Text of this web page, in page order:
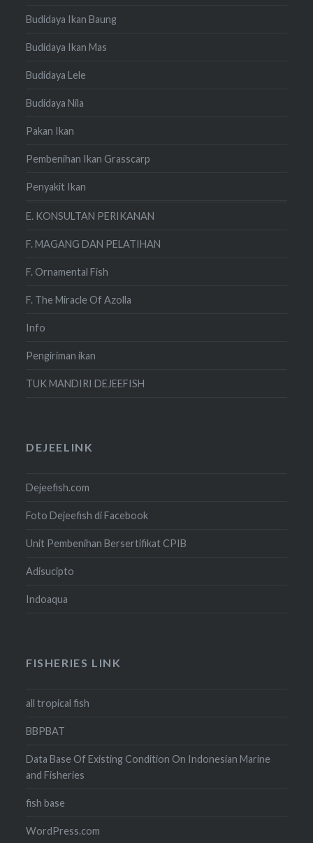
Budidaya Ikan Baung
Budidaya Ikan Mas
Budidaya Lele
Budidaya Nila
Pakan Ikan
Pembenihan Ikan Grasscarp
Penyakit Ikan
E. KONSULTAN PERIKANAN
F. MAGANG DAN PELATIHAN
F. Ornamental Fish
F. The Miracle Of Azolla
Info
Pengiriman ikan
TUK MANDIRI DEJEEFISH
DEJEELINK
Dejeefish.com
Foto Dejeefish di Facebook
Unit Pembenihan Bersertifikat CPIB
Adisucipto
Indoaqua
FISHERIES LINK
all tropical fish
BBPBAT
Data Base Of Existing Condition On Indonesian Marine
and Fisheries
fish base
WordPress.com